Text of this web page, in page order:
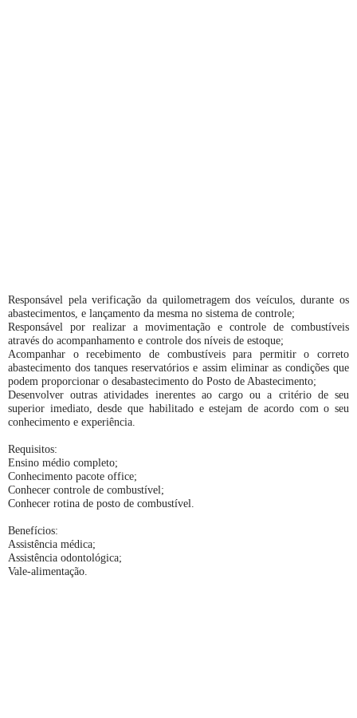
Responsável pela verificação da quilometragem dos veículos, durante os
abastecimentos, e lançamento da mesma no sistema de controle;
Responsável por realizar a movimentação e controle de combustíveis
através do acompanhamento e controle dos níveis de estoque;
Acompanhar o recebimento de combustíveis para permitir o correto
abastecimento dos tanques reservatórios e assim eliminar as condições que
podem proporcionar o desabastecimento do Posto de Abastecimento;
Desenvolver outras atividades inerentes ao cargo ou a critério de seu
superior imediato, desde que habilitado e estejam de acordo com o seu
conhecimento e experiência.
Requisitos:
Ensino médio completo;
Conhecimento pacote office;
Conhecer controle de combustível;
Conhecer rotina de posto de combustível.
Benefícios:
Assistência médica;
Assistência odontológica;
Vale-alimentação.